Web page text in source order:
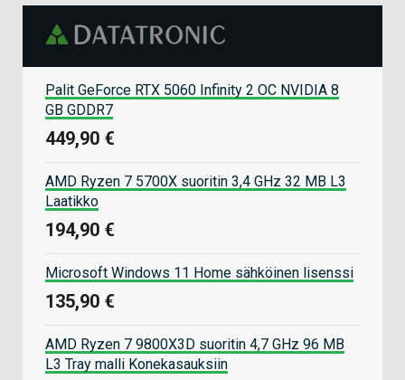
Palit GeForce RTX 5060 Infinity 2 OC NVIDIA 8
GB GDDR7
449,90 €
AMD Ryzen 7 5700X suoritin 3,4 GHz 32 MB L3
Laatikko
194,90 €
Microsoft Windows 11 Home sähköinen lisenssi
135,90 €
AMD Ryzen 7 9800X3D suoritin 4,7 GHz 96 MB
L3 Tray malli Konekasauksiin